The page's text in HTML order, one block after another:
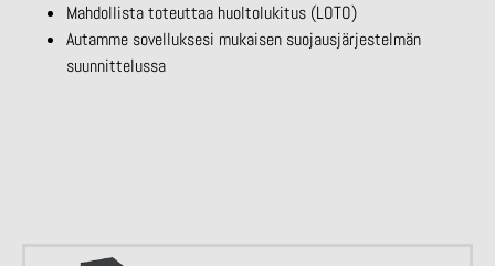
Mahdollista toteuttaa huoltolukitus (LOTO)
Autamme sovelluksesi mukaisen suojausjärjestelmän
suunnittelussa